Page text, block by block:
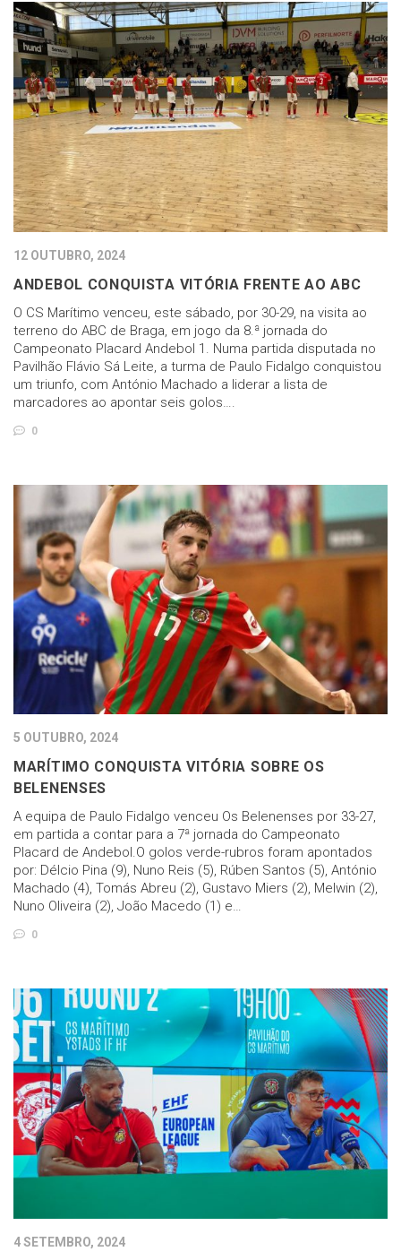
12 OUTUBRO, 2024
ANDEBOL CONQUISTA VITÓRIA FRENTE AO ABC
O CS Marítimo venceu, este sábado, por 30-29, na visita ao
terreno do ABC de Braga, em jogo da 8.ª jornada do
Campeonato Placard Andebol 1. Numa partida disputada no
Pavilhão Flávio Sá Leite, a turma de Paulo Fidalgo conquistou
um triunfo, com António Machado a liderar a lista de
marcadores ao apontar seis golos….
0
5 OUTUBRO, 2024
MARÍTIMO CONQUISTA VITÓRIA SOBRE OS
BELENENSES
A equipa de Paulo Fidalgo venceu Os Belenenses por 33-27,
em partida a contar para a 7ª jornada do Campeonato
Placard de Andebol.O golos verde-rubros foram apontados
por: Délcio Pina (9), Nuno Reis (5), Rúben Santos (5), António
Machado (4), Tomás Abreu (2), Gustavo Miers (2), Melwin (2),
Nuno Oliveira (2), João Macedo (1) e…
0
4 SETEMBRO, 2024